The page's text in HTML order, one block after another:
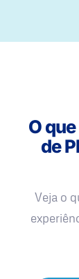
O
de
Veja o